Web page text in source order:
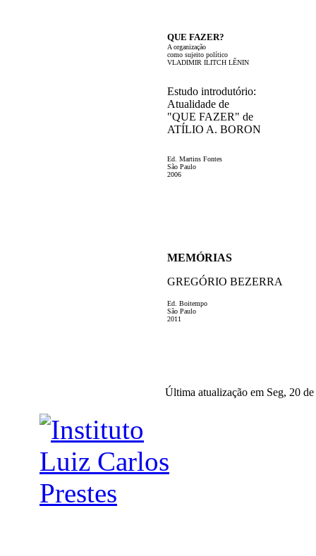
QUE FAZER?
A organização
como sujeito político
VLADIMIR ILITCH LÊNIN
Estudo introdutório:
Atualidade de
"QUE FAZER" de
ATÍLIO A. BORON
Ed. Martins Fontes
São Paulo
2006
MEMÓRIAS
GREGÓRIO BEZERRA
Ed. Boitempo
São Paulo
2011
Última atualização em Seg, 20